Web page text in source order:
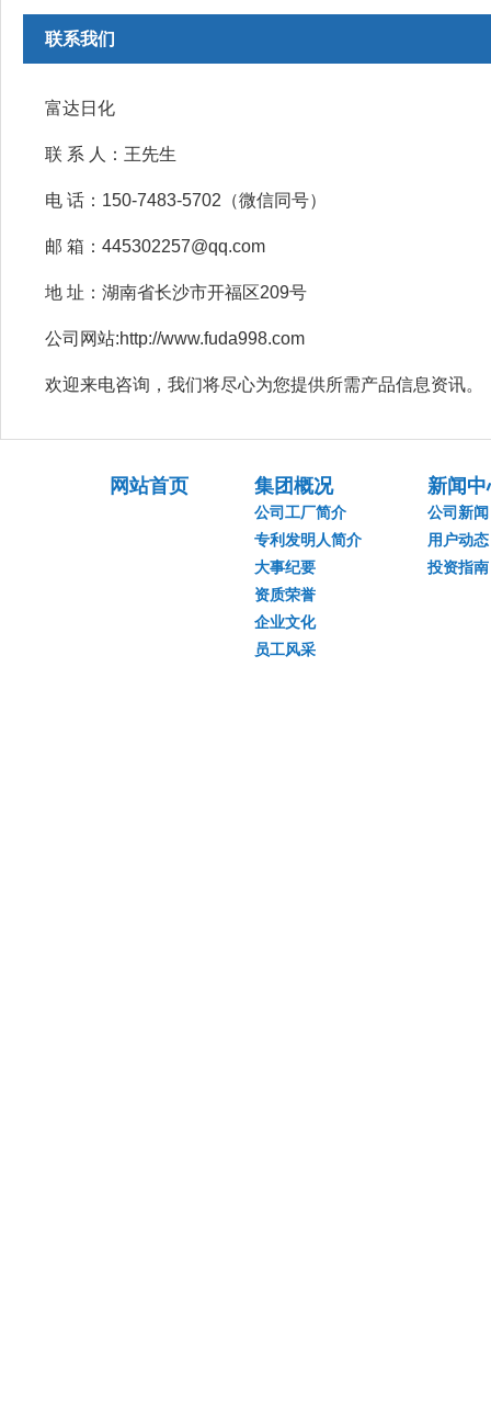
联系我们
富达日化
联 系 人：王先生
电 话：150-7483-5702（微信同号）
邮 箱：445302257@qq.com
地 址：湖南省长沙市开福区209号
公司网站:http://www.fuda998.com
欢迎来电咨询，我们将尽心为您提供所需产品信息资讯。
网站首页 集团概况
公司工厂简介
专利发明人简介
大事纪要
资质荣誉
企业文化
员工风采
新闻中
公司新闻
用户动态
投资指南